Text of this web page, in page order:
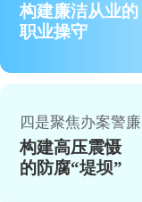
构建廉洁从业的
职业操守
四是聚焦办案警廉
构建高压震慑
的防腐“堤坝”